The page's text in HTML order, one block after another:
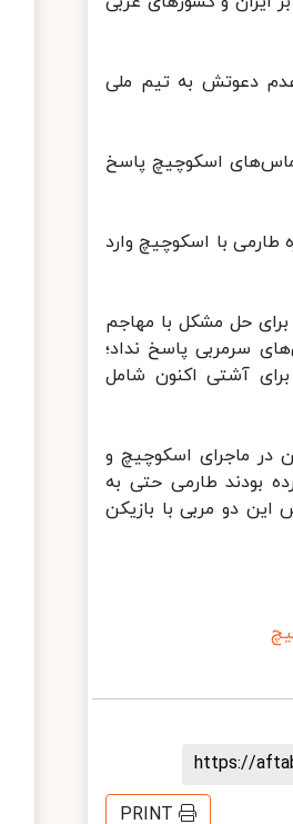
دعوتش به تیم ملی
اسکوچیچ پاسخ
با اسکوچیچ وارد
حل مشکل با مهاجم
سرمربی پاسخ نداد؛
آشتی اکنون شامل
ماجرای اسکوچیچ و
بودند طارمی حتی به
دو مربی با بازیکن
https://
PRINT